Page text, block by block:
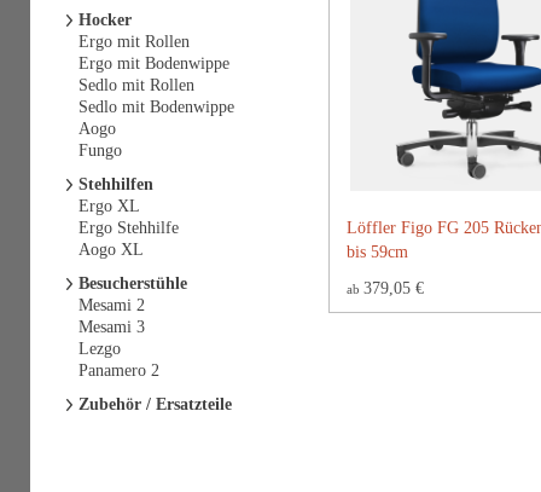
Löffler Figo FG 205
bis 59cm
ab 379,05 €
Hocker
Ergo mit Rollen
Ergo mit Bodenwippe
Sedlo mit Rollen
Sedlo mit Bodenwippe
Aogo
Fungo
Stehhilfen
Ergo XL
Ergo Stehhilfe
Aogo XL
Besucherstühle
Mesami 2
Mesami 3
Lezgo
Panamero 2
Zubehör / Ersatzteile